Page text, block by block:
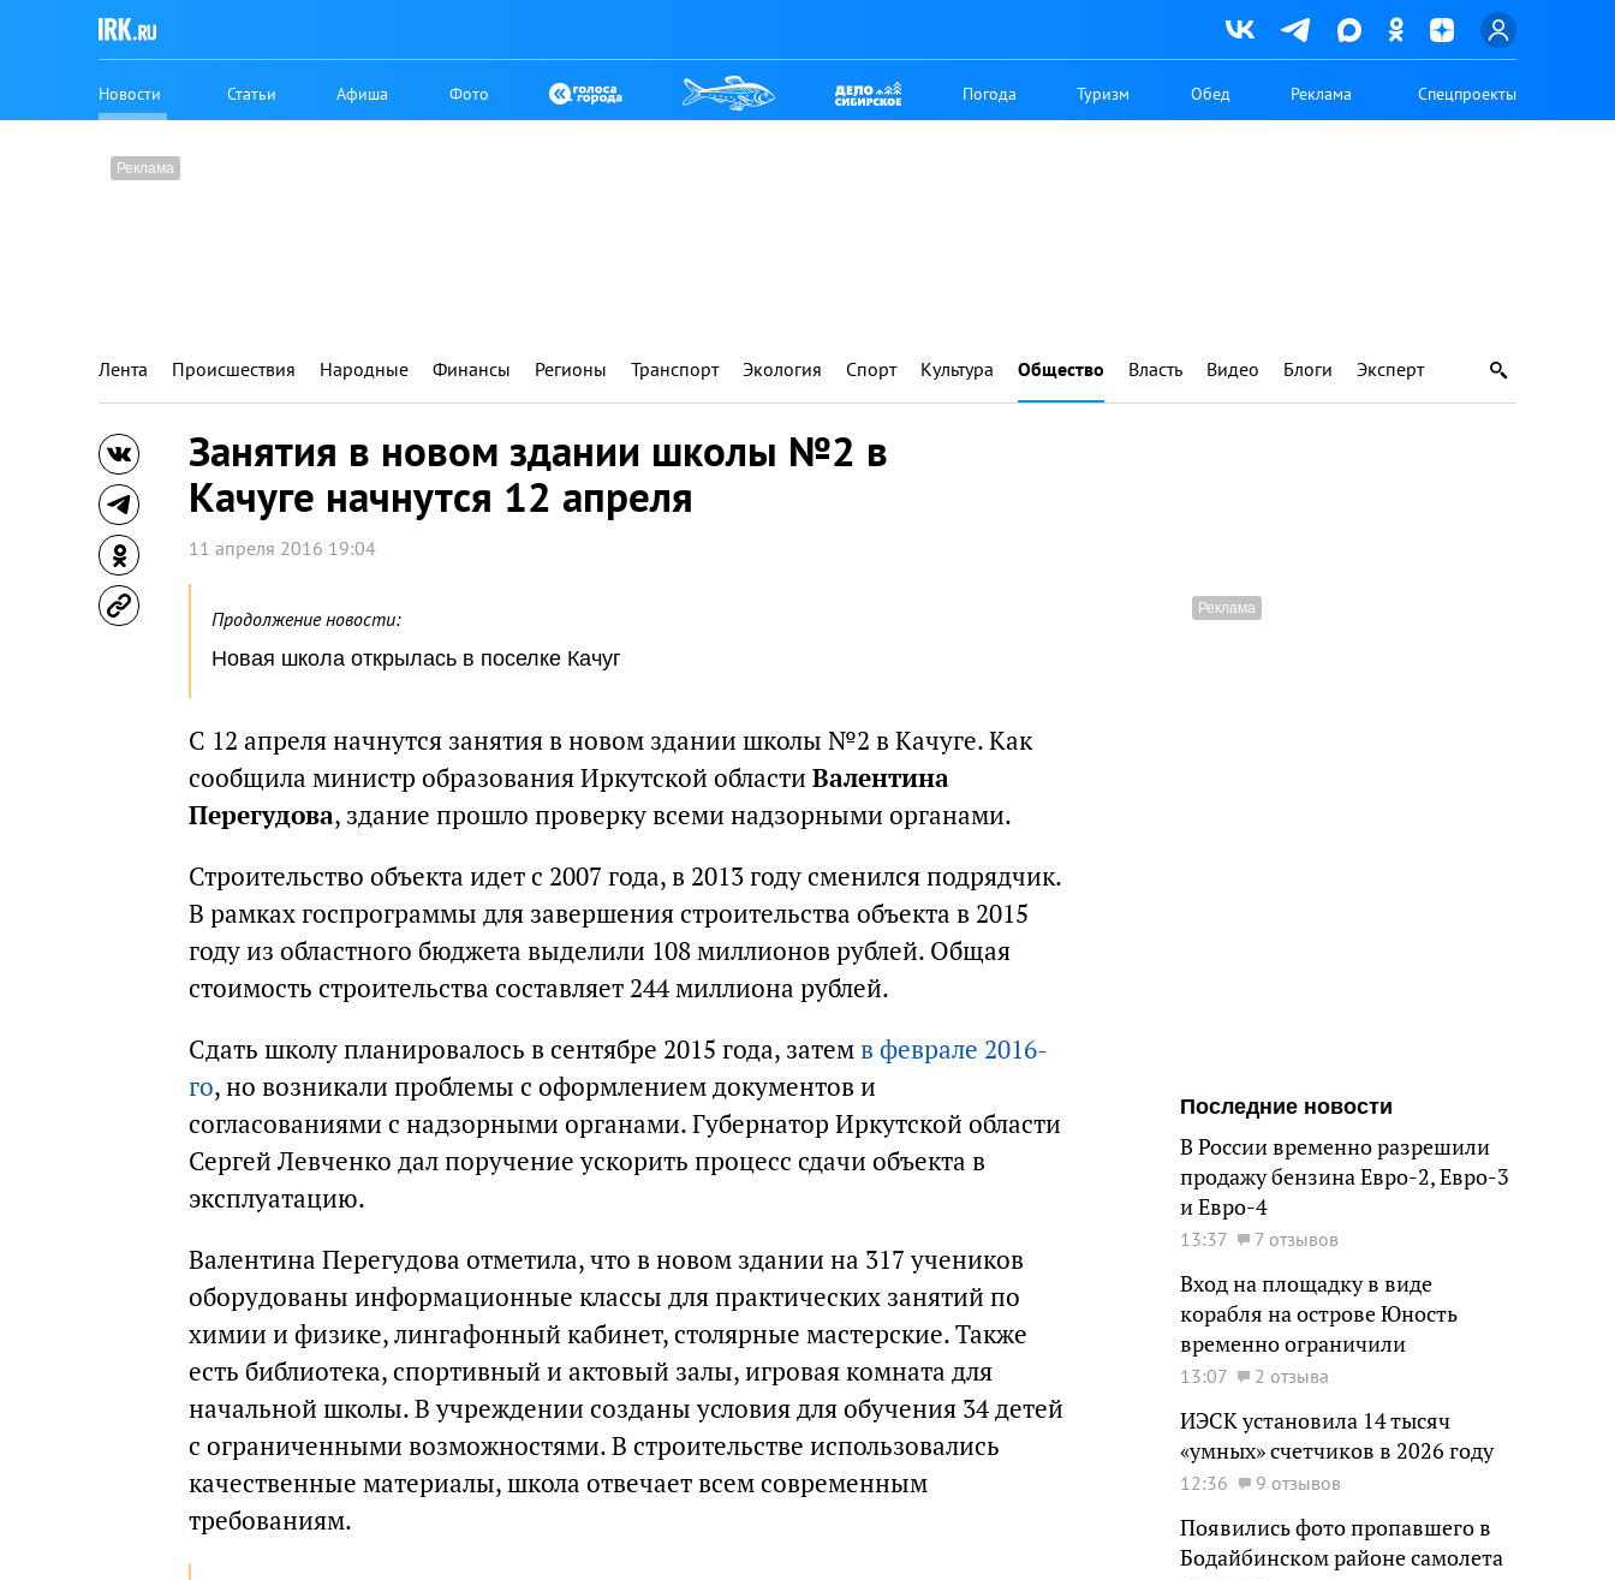
Новости Статьи Афиша Фото Погода Туризм Обед Реклама Спецпроекты
Лента Происшествия Народные Финансы Регионы Транспорт Экология Спорт Культура Общество Власть Видео Блоги Эксперт
Занятия в новом здании школы №2 в
Качуге начнутся 12 апреля
11 апреля 2016 19:04
Продолжение новости:
Новая школа открылась в поселке Качуг
С 12 апреля начнутся занятия в новом здании школы №2 в Качуге. Как
сообщила министр образования Иркутской области Валентина
Перегудова, здание прошло проверку всеми надзорными органами.
Строительство объекта идет с 2007 года, в 2013 году сменился подрядчик.
В рамках госпрограммы для завершения строительства объекта в 2015
году из областного бюджета выделили 108 миллионов рублей. Общая
стоимость строительства составляет 244 миллиона рублей.
Сдать школу планировалось в сентябре 2015 года, затемв феврале 2016-
го, но возникали проблемы с оформлением документов и
согласованиями с надзорными органами. Губернатор Иркутской области
Сергей Левченко дал поручение ускорить процесс сдачи объекта в
эксплуатацию.
Валентина Перегудова отметила, что в новом здании на 317 учеников
оборудованы информационные классы для практических занятий по
химии и физике, лингафонный кабинет, столярные мастерские. Также
есть библиотека, спортивный и актовый залы, игровая комната для
начальной школы. В учреждении созданы условия для обучения 34 детей
с ограниченными возможностями. В строительстве использовались
качественные материалы, школа отвечает всем современным
требованиям.
Последние новости
В России временно разрешили
продажу бензина Евро-2, Евро-3
и Евро-4
13:37 7 отзывов
Вход на площадку в виде
корабля на острове Юность
временно ограничили
13:07 2 отзыва
ИЭСК установила 14 тысяч
«умных» счетчиков в 2026 году
12:36 9 отзывов
Появились фото пропавшего в
Бодайбинском районе самолета